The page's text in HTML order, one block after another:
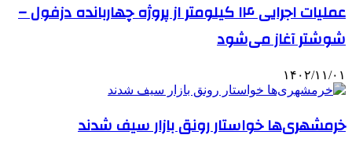
عملیات اجرایی ۱۴ کیلومتر از پروژه چهاربانده دزفول –
شوشتر آغاز می‌شود
۱۴۰۲/۱۱/۰۱
خرمشهری‌ها خواستار رونق بازار سیف شدند